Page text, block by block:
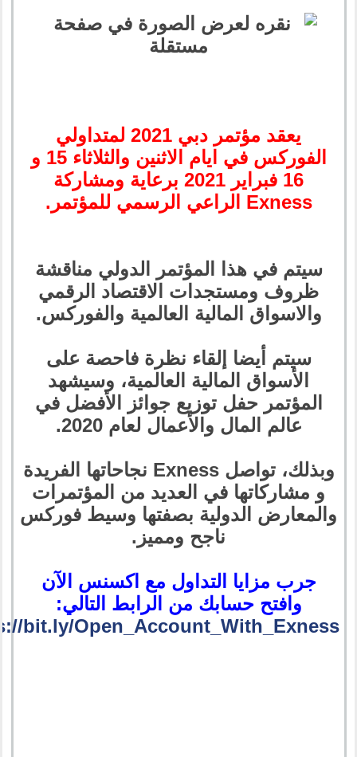
يعقد مؤتمر دبي 2021 لمتداولي
الفوركس في ايام الاثنين والثلاثاء 15 و
16 فبراير 2021 برعاية ومشاركة
Exness الراعي الرسمي للمؤتمر.
سيتم في هذا المؤتمر الدولي مناقشة
ظروف ومستجدات الاقتصاد الرقمي
والاسواق المالية العالمية والفوركس.
سيتم أيضا إلقاء نظرة فاحصة على
الأسواق المالية العالمية، وسيشهد
المؤتمر حفل توزيع جوائز الأفضل في
عالم المال والأعمال لعام 2020.
وبذلك، تواصل Exness نجاحاتها الفريدة
و مشاركاتها في العديد من المؤتمرات
والمعارض الدولية بصفتها وسيط فوركس
ناجح ومميز.
جرب مزايا التداول مع اكسنس الآن
وافتح حسابك من الرابط التالي:
bit.ly/Open_Account_With_Exness